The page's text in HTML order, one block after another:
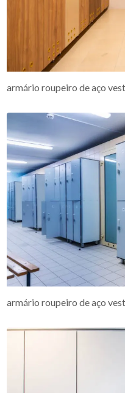
armário roupeiro de aço
armário roupeiro de aço